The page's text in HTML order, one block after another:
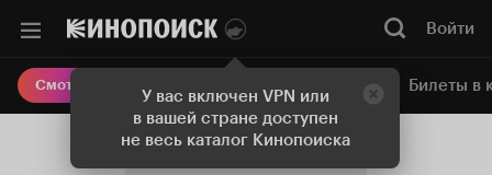
У вас включен VPN или
в вашей стране доступен
не весь каталог Кинопоиска
Войти
Смотреть кино Онлайн-кинотеатр Билеты в